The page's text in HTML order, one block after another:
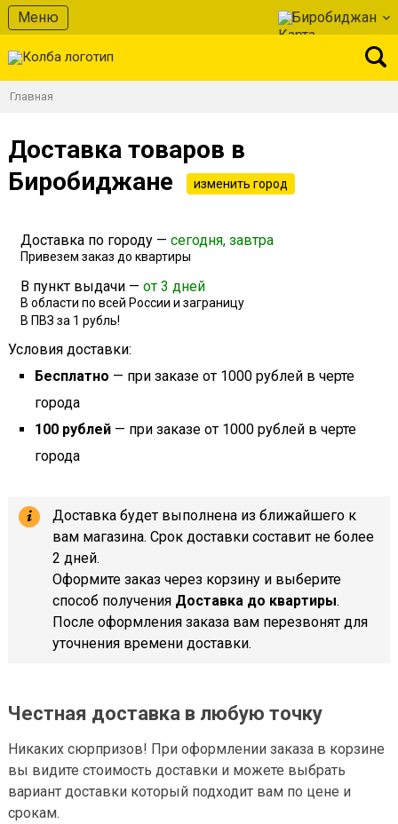
Меню Биробиджан
Главная
Доставка товаров в
Биробиджане
изменить город
Доставка по городу — сегодня, завтра
Привезем заказ до квартиры
В пункт выдачи — от 3 дней
В области по всей России и заграницу
В ПВЗ за 1 рубль!
Условия доставки:
Бесплатно — при заказе от 1000 рублей в черте
города
100 рублей — при заказе от 1000 рублей в черте
города
Доставка будет выполнена из ближайшего к
вам магазина. Срок доставки составит не более
2 дней.
Оформите заказ через корзину и выберите
способ получения Доставка до квартиры.
После оформления заказа вам перезвонят для
уточнения времени доставки.
Честная доставка в любую точку
Никаких сюрпризов! При оформлении заказа в корзине
вы видите стоимость доставки и можете выбрать
вариант доставки который подходит вам по цене и
срокам.